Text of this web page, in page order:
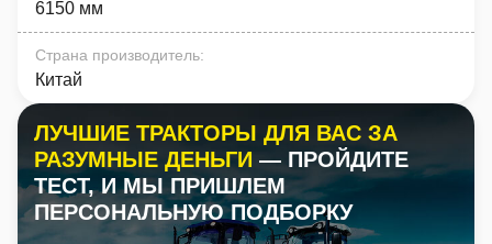
6150 мм
Страна производитель:
Китай
ЛУЧШИЕ ТРАКТОРЫ ДЛЯ ВАС ЗА
РАЗУМНЫЕ ДЕНЬГИ — ПРОЙДИТЕ
ТЕСТ, И МЫ ПРИШЛЕМ
ПЕРСОНАЛЬНУЮ ПОДБОРКУ